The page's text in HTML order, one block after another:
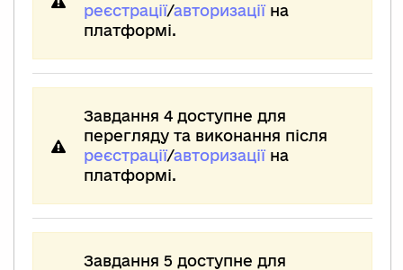
реєстрації/авторизаціїна
платформі.
Завдання 4 доступне для
перегляду та виконання після
реєстрації/авторизаціїна
платформі.
Завдання 5 доступне для